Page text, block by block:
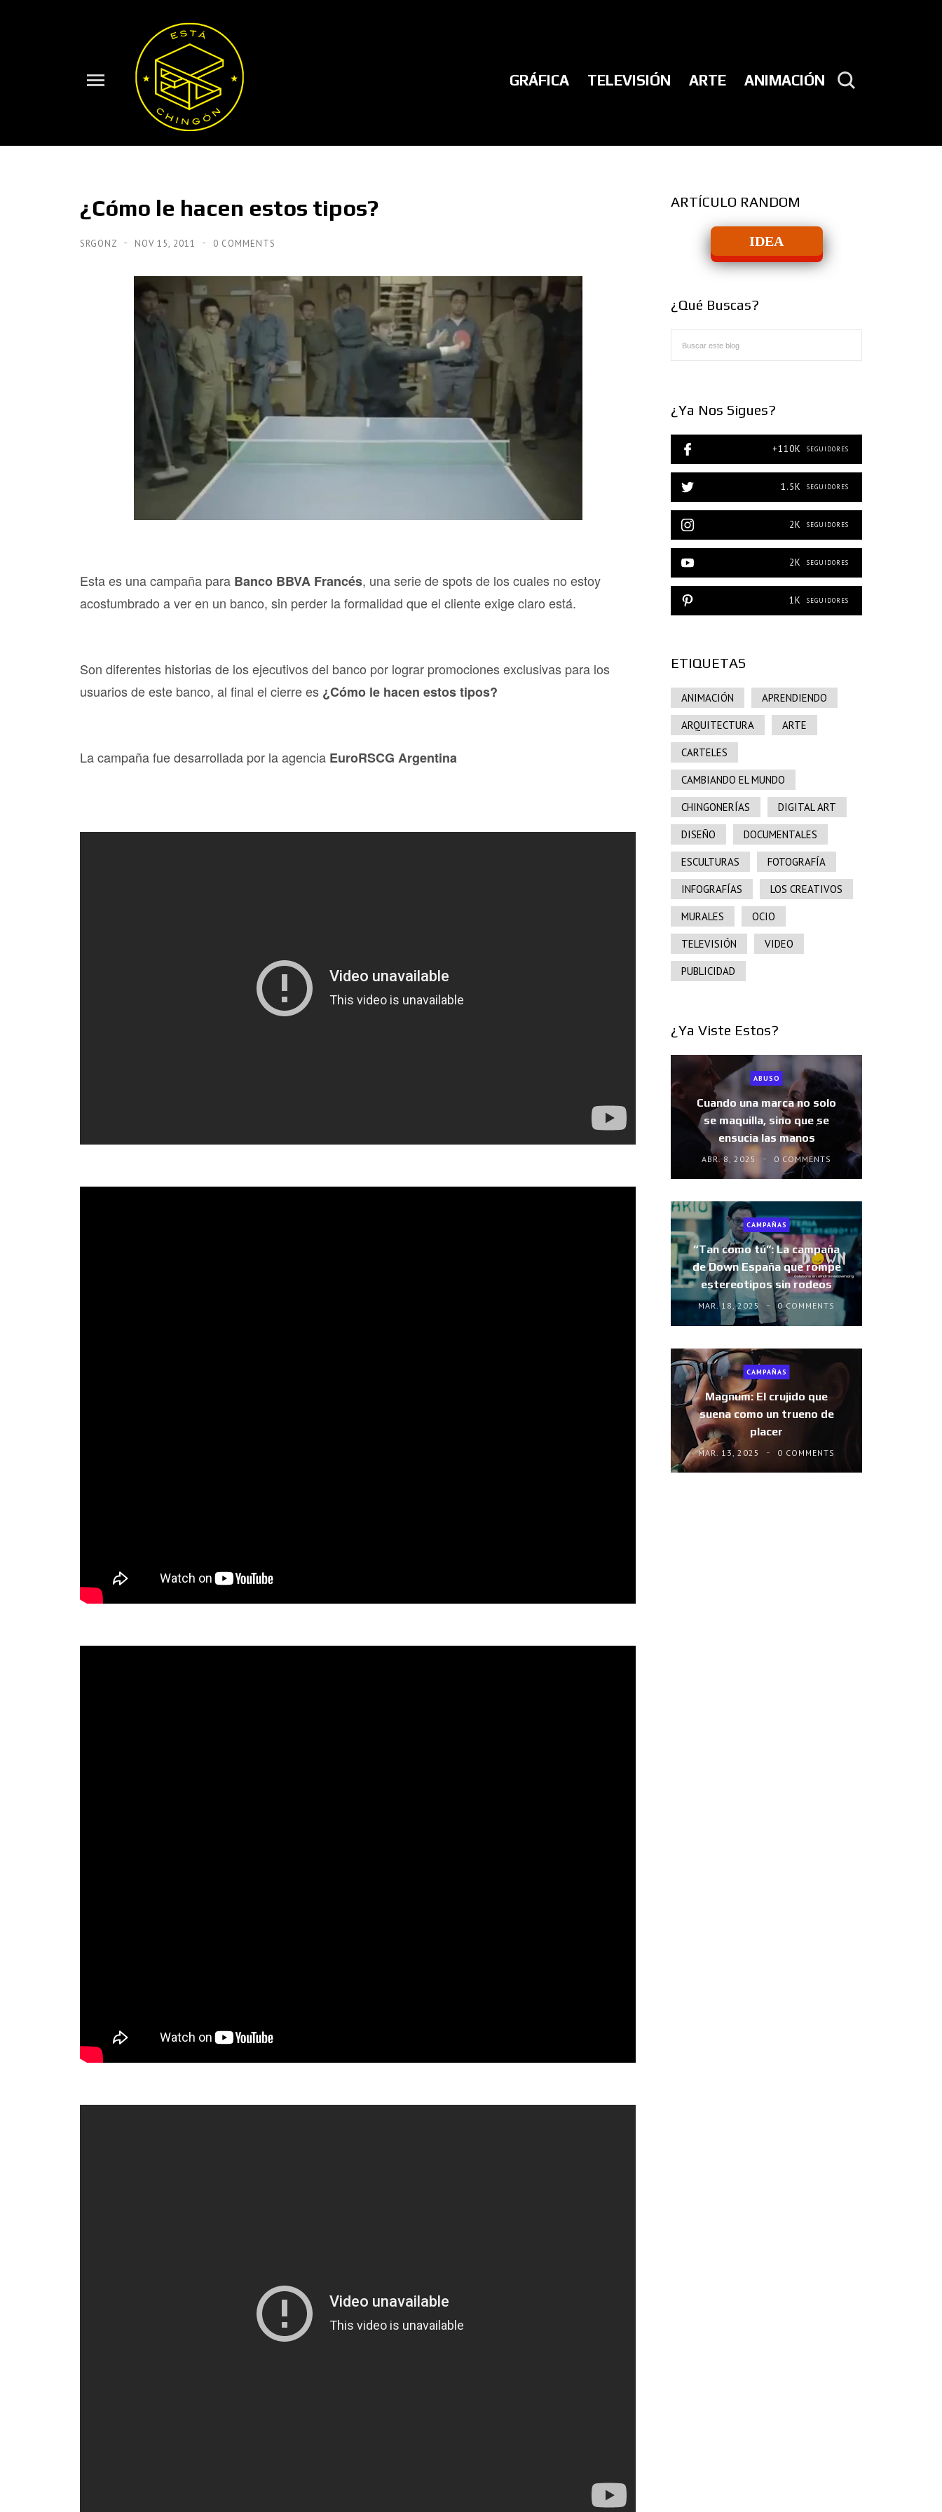
GRÁFICA TELEVISIÓN ARTE ANIMACIÓN
¿Cómo le hacen estos tipos?
SRGONZ NOV 15, 2011 0 COMMENTS
Esta es una campaña para Banco BBVA Francés, una serie de spots de los cuales no estoy
acostumbrado a ver en un banco, sin perder la formalidad que el cliente exige claro está.
Son diferentes historias de los ejecutivos del banco por lograr promociones exclusivas para los
usuarios de este banco, al final el cierre es ¿Cómo le hacen estos tipos?
La campaña fue desarrollada por la agencia EuroRSCG Argentina
ARTÍCULO RANDOM
IDEA
¿Qué Buscas?
¿Ya Nos Sigues?
+110K SEGUIDORES
1.5K SEGUIDORES
2K SEGUIDORES
2K SEGUIDORES
1K SEGUIDORES
ETIQUETAS
ANIMACIÓN APRENDIENDO
ARQUITECTURA ARTE
CARTELES
CAMBIANDO EL MUNDO
CHINGONERÍAS DIGITAL ART
DISEÑO DOCUMENTALES
ESCULTURAS FOTOGRAFÍA
INFOGRAFÍAS LOS CREATIVOS
MURALES OCIO
TELEVISIÓN VIDEO
PUBLICIDAD
¿Ya Viste Estos?
ABUSO
Cuando una marca no solo
se maquilla, sino que se
ensucia las manos
ABR. 8, 2025 0 COMMENTS
CAMPAÑAS
“Tan como tú”: La campaña
de Down España que rompe
estereotipos sin rodeos
MAR. 18, 2025 0 COMMENTS
CAMPAÑAS
Magnum: El crujido que
suena como un trueno de
placer
MAR. 13, 2025 0 COMMENTS